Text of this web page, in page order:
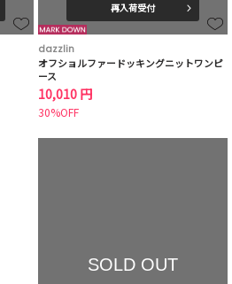
再入荷受付
dazzlin
オフショルファードッキングニットワンピ
ース
10,010 円
30%OFF
SOLD OUT